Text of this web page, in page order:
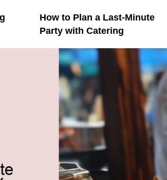
How to Plan a Last-Minute
Party with Catering